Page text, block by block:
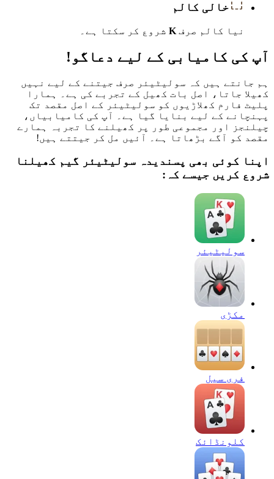
خالی کالم
نیا کالم صرف K شروع کر سکتا ہے۔
آپ کی کامیابی کے لیے دعاگو!
ہم جانتے ہیں کہ سولیٹیئر صرف جیتنے کے لیے نہیں
کھیلا جاتا، اصل بات کھیل کے تجربے کی ہے۔ ہمارا
پلیٹ فارم کھلاڑیوں کو سولیٹیئر کے اصل مقصد تک
پہنچانے کے لیے بنایا گیا ہے۔ آپ کی کامیابیاں،
چیلنجز اور مجموعی طور پر کھیلنے کا تجربہ ہمارے
مقصد کو آگے بڑھاتا ہے۔ آئیں مل کر جیتتے ہیں!
اپنا کوئی بھی پسندیدہ سولیٹیئر گیم کھیلنا
شروع کریں جیسے کہ:
سولیٹیئر
مکڑی
فری سیل
کلونڈائک